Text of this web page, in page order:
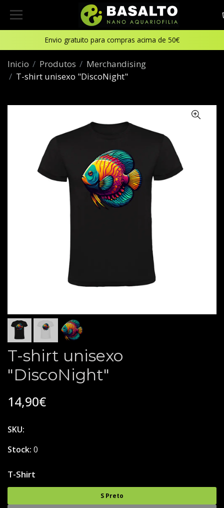
Envio gratuito para compras acima de 50€
Inicio Produtos
Merchandising
T-shirt unisexo "DiscoNight"
T-shirt unisexo
"DiscoNight"
14,90€
SKU:
Stock: 0
T-Shirt
S Preto